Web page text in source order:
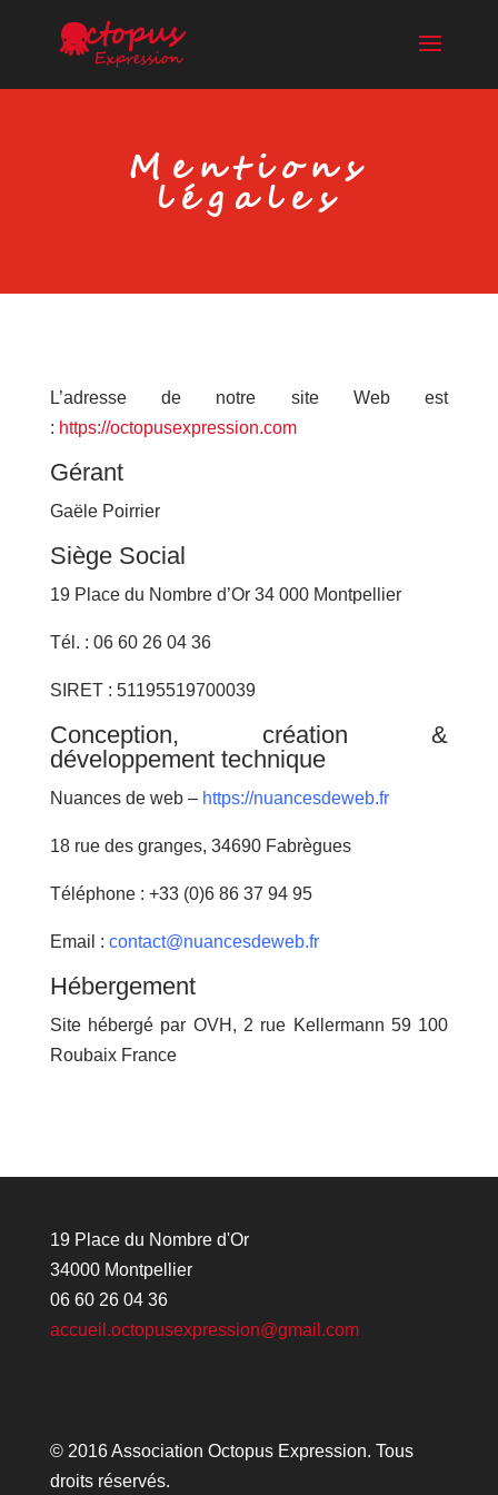
Mentions
légales
L’adresse de notre site Web est
: https://octopusexpression.com
Gérant
Gaële Poirrier
Siège Social
19 Place du Nombre d’Or 34 000 Montpellier
Tél. : 06 60 26 04 36
SIRET : 51195519700039
Conception, création &
développement technique
Nuances de web – https://nuancesdeweb.fr
18 rue des granges, 34690 Fabrègues
Téléphone : +33 (0)6 86 37 94 95
Email : contact@nuancesdeweb.fr
Hébergement
Site hébergé par OVH, 2 rue Kellermann 59 100
Roubaix France
19 Place du Nombre d'Or
34000 Montpellier
06 60 26 04 36
accueil.octopusexpression@gmail.com
© 2016 Association Octopus Expression. Tous
droits réservés.